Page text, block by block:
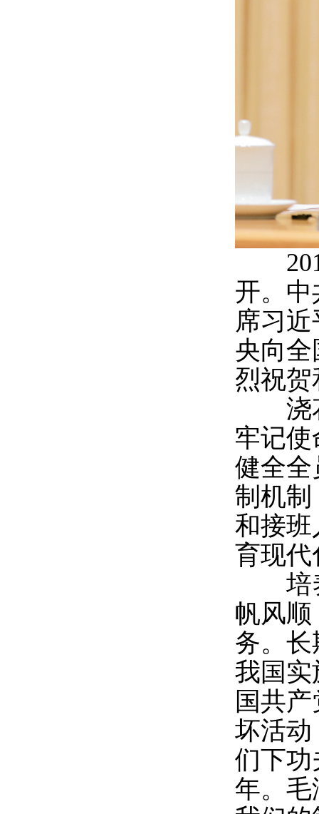
2018
开。
席习
央向
烈祝
浇花
牢记
健全全
制机制
和接班
育现代
培养
帆风
务。
我国实
国共
坏活动
们下功
年。毛